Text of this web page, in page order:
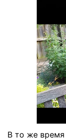
В то же время